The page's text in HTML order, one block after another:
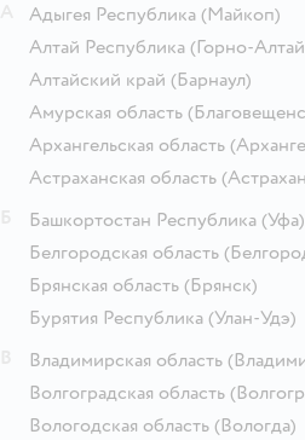
Адыгея Республика (Майкоп)
Алтай Республика (Горно-
Алтайский край (Барнаул)
Амурская область
Архангельская область
Астраханская область
Башкортостан Республика (Уфа)
Белгородская область
Брянская область (Брянск)
Бурятия Республика (Улан-Удэ)
Владимирская область
Волгоградская область
Вологодская область (Вологда)